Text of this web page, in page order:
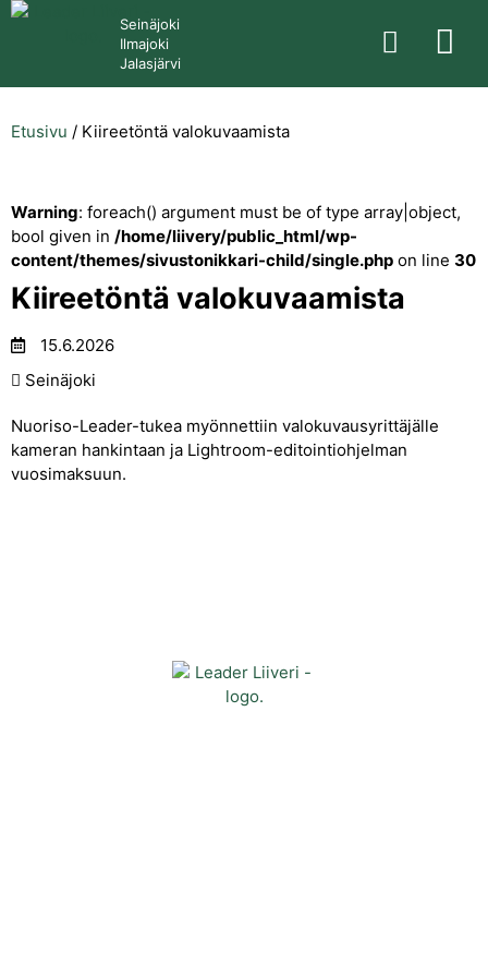
Seinäjoki
Ilmajoki
Jalasjärvi
Etusivu / Kiireetöntä valokuvaamista
Warning: foreach() argument must be of type array|object,
bool given in /home/liivery/public_html/wp-
content/themes/sivustonikkari-child/single.php on line 30
Kiireetöntä valokuvaamista
15.6.2026
Seinäjoki
Nuoriso-Leader-tukea myönnettiin valokuvausyrittäjälle
kameran hankintaan ja Lightroom-editointiohjelman
vuosimaksuun.